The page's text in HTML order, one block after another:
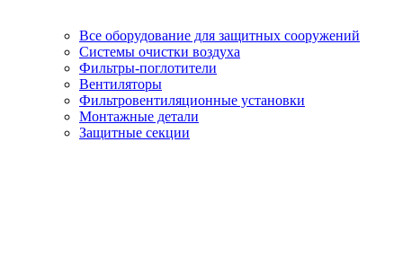
Все оборудование для защитных сооружений
Системы очистки воздуха
Фильтры-поглотители
Вентиляторы
Фильтровентиляционные установки
Монтажные детали
Защитные секции